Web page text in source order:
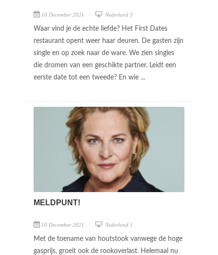
10 December 2021 Nederland 3
Waar vind je de echte liefde? Het First Dates
restaurant opent weer haar deuren. De gasten zijn
single en op zoek naar de ware. We zien singles
die dromen van een geschikte partner. Leidt een
eerste date tot een tweede? En wie ...
MELDPUNT!
10 December 2021 Nederland 1
Met de toename van houtstook vanwege de hoge
gasprijs, groeit ook de rookoverlast. Helemaal nu